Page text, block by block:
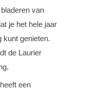
van
je het hele jaar
kunt genieten.
de Laurier
een